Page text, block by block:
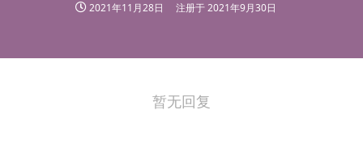
2021年11月28日 注册于2021年9月30日
暂无回复